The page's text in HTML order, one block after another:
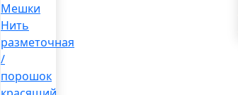
Мешки
Нить
разметочная
/
порошок